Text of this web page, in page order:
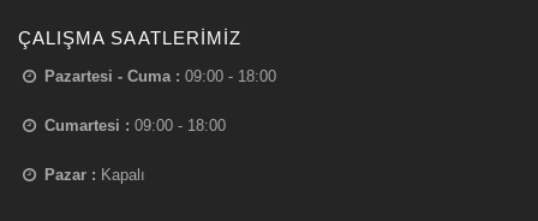
ÇALIŞMA SAATLERIMIZ
Pazartesi - Cuma : 09:00 - 18:00
Cumartesi : 09:00 - 18:00
Pazar : Kapalı